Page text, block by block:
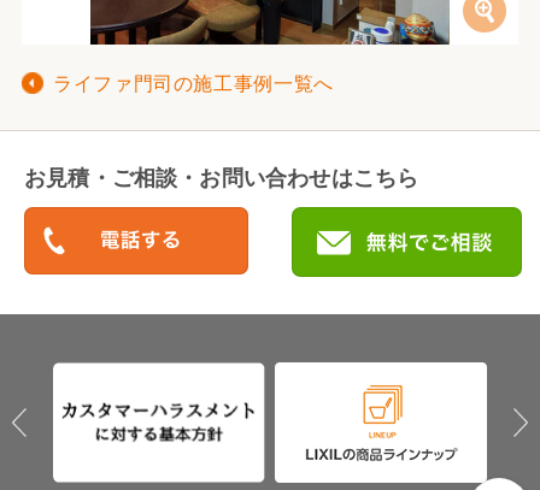
ライファ門司の施工事例一覧へ
お見積・ご相談・お問い合わせはこちら